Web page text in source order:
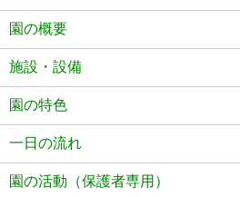
園の概要
施設・設備
園の特色
一日の流れ
園の活動（保護者専用）